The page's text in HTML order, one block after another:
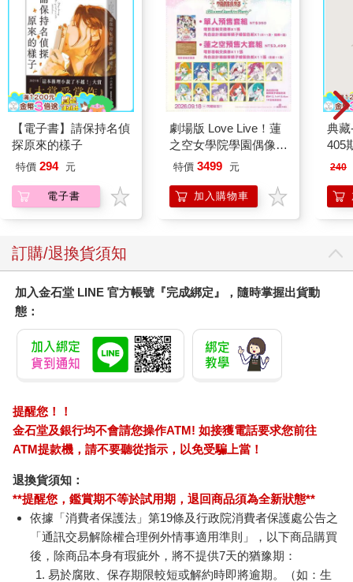
【電子書】請保持名偵
探原來的樣子
特價 294 元
電子書
劇場版 Love Live！蓮
之空女學院學園偶像俱
樂部 Bloom Garden
組
特價 3499 元
加入購物車
典藏
405
240
訂購/退換貨須知
加入金石堂 LINE 官方帳號『完成綁定』，隨時掌握出貨動
態：
提醒您！！
金石堂及銀行均不會請您操作ATM! 如接獲電話要求您前往
ATM提款機，請不要聽從指示，以免受騙上當！
退換貨須知：
**提醒您，鑑賞期不等於試用期，退回商品須為全新狀態**
依據「消費者保護法」第19條及行政院消費者保護處公告之
「通訊交易解除權合理例外情事適用準則」，以下商品購買
後，除商品本身有瑕疵外，將不提供7天的猶豫期：
易於腐敗、保存期限較短或解約時即將逾期。（如：生